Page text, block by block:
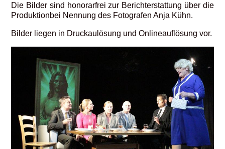
Die Bilder sind honorarfrei zur Berichterstattung über die
Produktionbei Nennung des Fotografen Anja Kühn.
Bilder liegen in Druckaulösung und Onlineauflösung vor.